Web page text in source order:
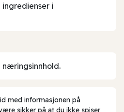
ingredienser i
næringsinnhold.
med informasjonen på
sikker på at du ikke spiser